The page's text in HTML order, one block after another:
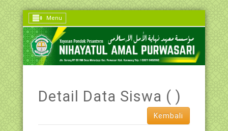
Menu
Detail Data Siswa ( )
Kembali